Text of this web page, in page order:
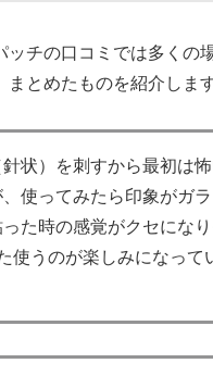
ッチの口コミでは多くの
とめたものを紹介します
状）を刺すから最初は
使ってみたら印象がガ
た時の感覚がクセになり
使うのが楽しみになって